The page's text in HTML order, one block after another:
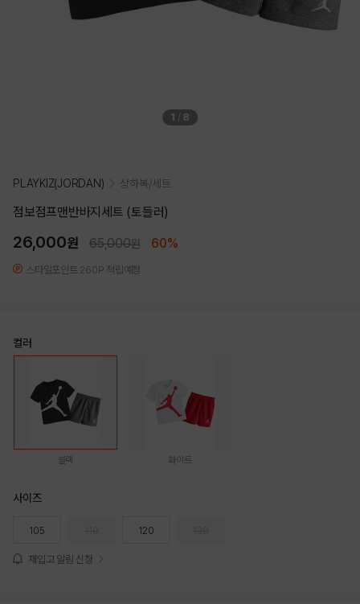
1 / 8
PLAYKIZ(JORDAN) 상하복/세트
점보점프맨반바지세트 (토들러)
26,000원 65,000원 60%
스타일포인트 260P 적립예정
컬러
블랙 화이트
사이즈
105 120
재입고 알림 신청